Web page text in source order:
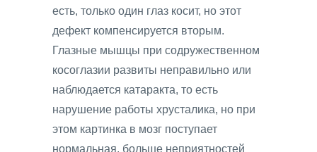
есть, только один глаз косит, но этот
дефект компенсируется вторым.
Глазные мышцы при содружественном
косоглазии развиты неправильно или
наблюдается катаракта, то есть
нарушение работы хрусталика, но при
этом картинка в мозг поступает
нормальная, больше неприятностей